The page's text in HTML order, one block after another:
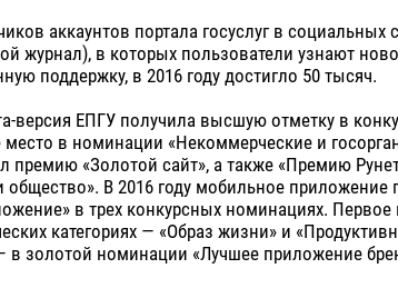
аккаунтов портала госуслуг в социальных
журнал), в которых пользователи узнают
поддержку, в 2016 году достигло 50 тысяч.
версия ЕПГУ получила высшую отметку в
место в номинации «Некоммерческие и
премию «Золотой сайт», а также «Премию
общество». В 2016 году мобильное
в трех конкурсных номинациях. Первое
категориях — «Образ жизни» и
в золотой номинации «Лучшее приложение